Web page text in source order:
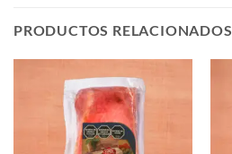
PRODUCTOS RELACIONADOS